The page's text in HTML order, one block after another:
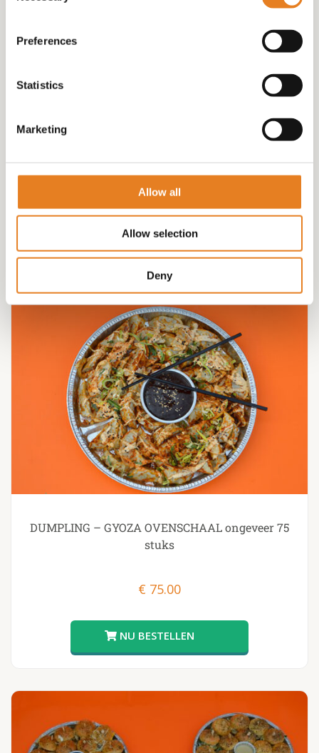
Preferences
Statistics
Marketing
Allow all
Allow selection
Deny
OVENSCHALEN BALLEN EN SATE ! 2 STUKS √
€ 110.00
DUMPLING – GYOZA OVENSCHAAL ongeveer 75
stuks
€ 75.00